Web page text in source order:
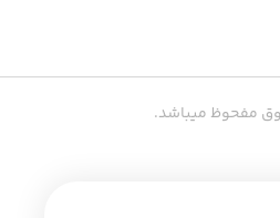
مفحوظ میباشد.